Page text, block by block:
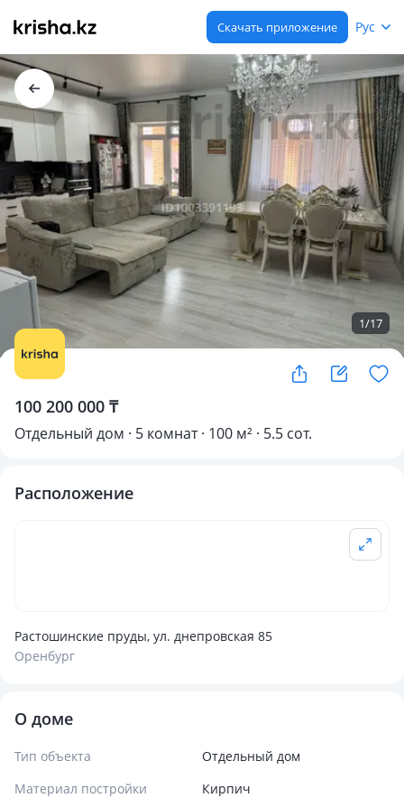
Скачать приложение Рус
1/17
100 200 000 ₸
Отдельный дом · 5 комнат · 100 м² · 5.5 сот.
Расположение
Растошинские пруды, ул. днепровская 85
Оренбург
О доме
Тип объекта
Отдельный дом
Материал постройки
Кирпич